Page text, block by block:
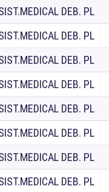
DEB. PL
DEB. PL
DEB. PL
DEB. PL
DEB. PL
DEB. PL
DEB. PL
DEB. PL